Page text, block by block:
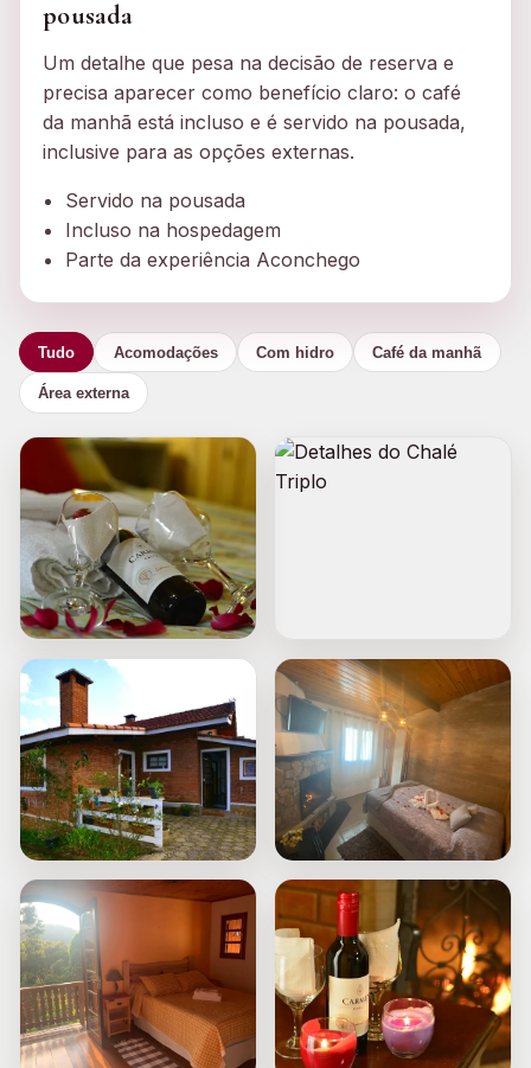
pousada
Um detalhe que pesa na decisão de reserva e
precisa aparecer como benefício claro: o café
da manhã está incluso e é servido na pousada,
inclusive para as opções externas.
Servido na pousada
Incluso na hospedagem
Parte da experiência Aconchego
Tudo Acomodações Com hidro Café da manhã
Área externa